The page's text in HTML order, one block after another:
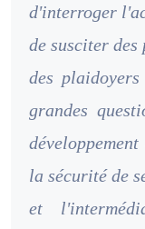
d'interroger
de susciter
des
grandes
la sécurité de
et